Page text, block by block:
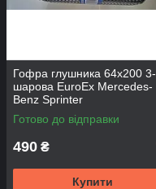
Гофра глушника 64х200 3-
шарова EuroEx Mercedes-
Benz Sprinter
Готово до відправки
490 ₴
Купити